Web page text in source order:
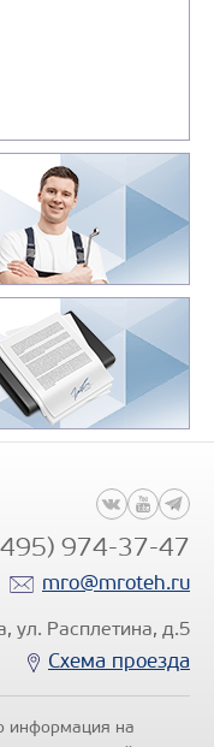
ЯМАЛ
секций
шт
сечение
шасси
класс
974-37-47
mro@mroteh.ru
ул. Расплетина, д.5
Схема проезда
информация на